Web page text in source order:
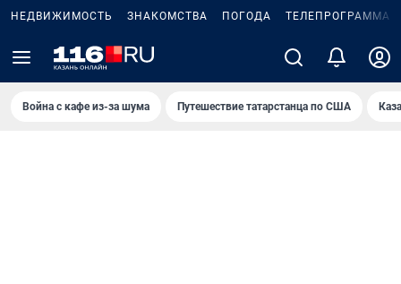
НЕДВИЖИМОСТЬ ЗНАКОМСТВА ПОГОДА ТЕЛЕПРОГРАММА
Война с кафе из-за шума Путешествие татарстанца по США